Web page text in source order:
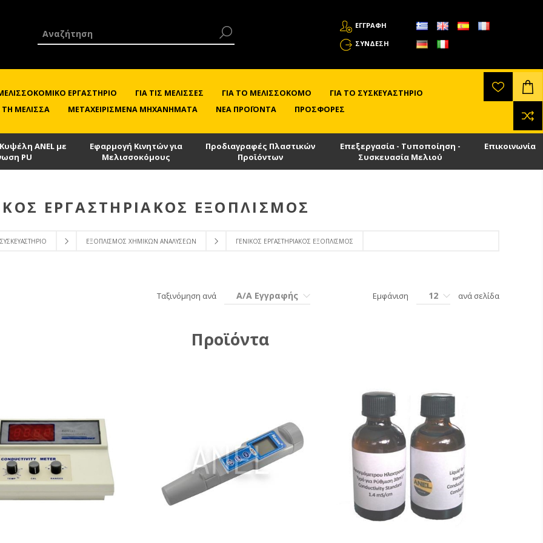
ΕΓΓΡΑΦΗ
ΣΎΝΔΕΣΗ
ΕΡΓΑΣΤΉΡΙΟ ΓΙΑ ΤΙΣ ΜΈΛΙΣΣΕΣ ΓΙΑ ΤΟ ΜΕΛΙΣΣΟΚΌΜΟ
ΓΙΑ ΤΟ ΣΥΣΚΕΥΑΣΤΉΡΙΟ
ΜΈΛΙΣΣΑ
ΜΕΤΑΧΕΙΡΙΣΜΈΝΑ ΜΗΧΑΝΉΜΑΤΑ ΝΈΑ ΠΡΟΪΌΝΤΑ ΠΡΟΣΦΟΡΈΣ
ANEL με
PU
Εφαρμογή Κινητών για
Μελισσοκόμους
Προδιαγραφές Πλαστικών
Προϊόντων
Επεξεργασία - Τυποποίηση -
Συσκευασία Μελιού
Επικοινωνία
ΕΞΟΠΛΙΣΜΌΣ ΧΗΜΙΚΏΝ ΑΝΑΛΎΣΕΩΝ ΓΕΝΙΚΌΣ ΕΡΓΑΣΤΗΡΙΑΚΌΣ ΕΞΟΠΛΙΣΜΌΣ
ΕΡΓΑΣΤΗΡΙΑΚΌΣ ΕΞΟΠΛΙΣΜΌΣ
Ταξινόμηση ανά Α/Α Εγγραφής Εμφάνιση 12 ανά σελίδα
Προϊόντα